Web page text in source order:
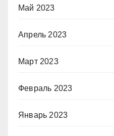
Май 2023
Апрель 2023
Март 2023
Февраль 2023
Январь 2023